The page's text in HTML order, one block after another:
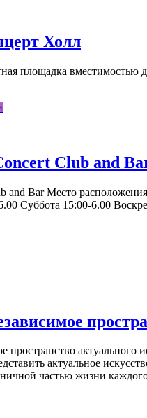
Холл
площадка вместимостью
Club and
and Bar Место
Суббота 15:00-6.00
пространство актуального
актуальное
частью жизни